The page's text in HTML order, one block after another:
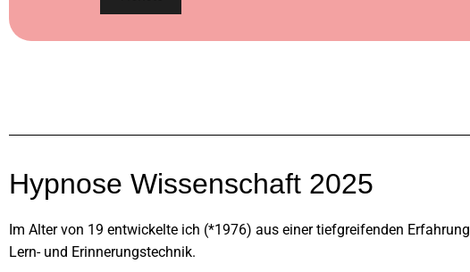
Hypnose Wissenschaft 2025
Im Alter von 19 entwickelte ich (*1976) aus einertiefgreifenden Erfahrung
Lern- und Erinnerungstechnik.